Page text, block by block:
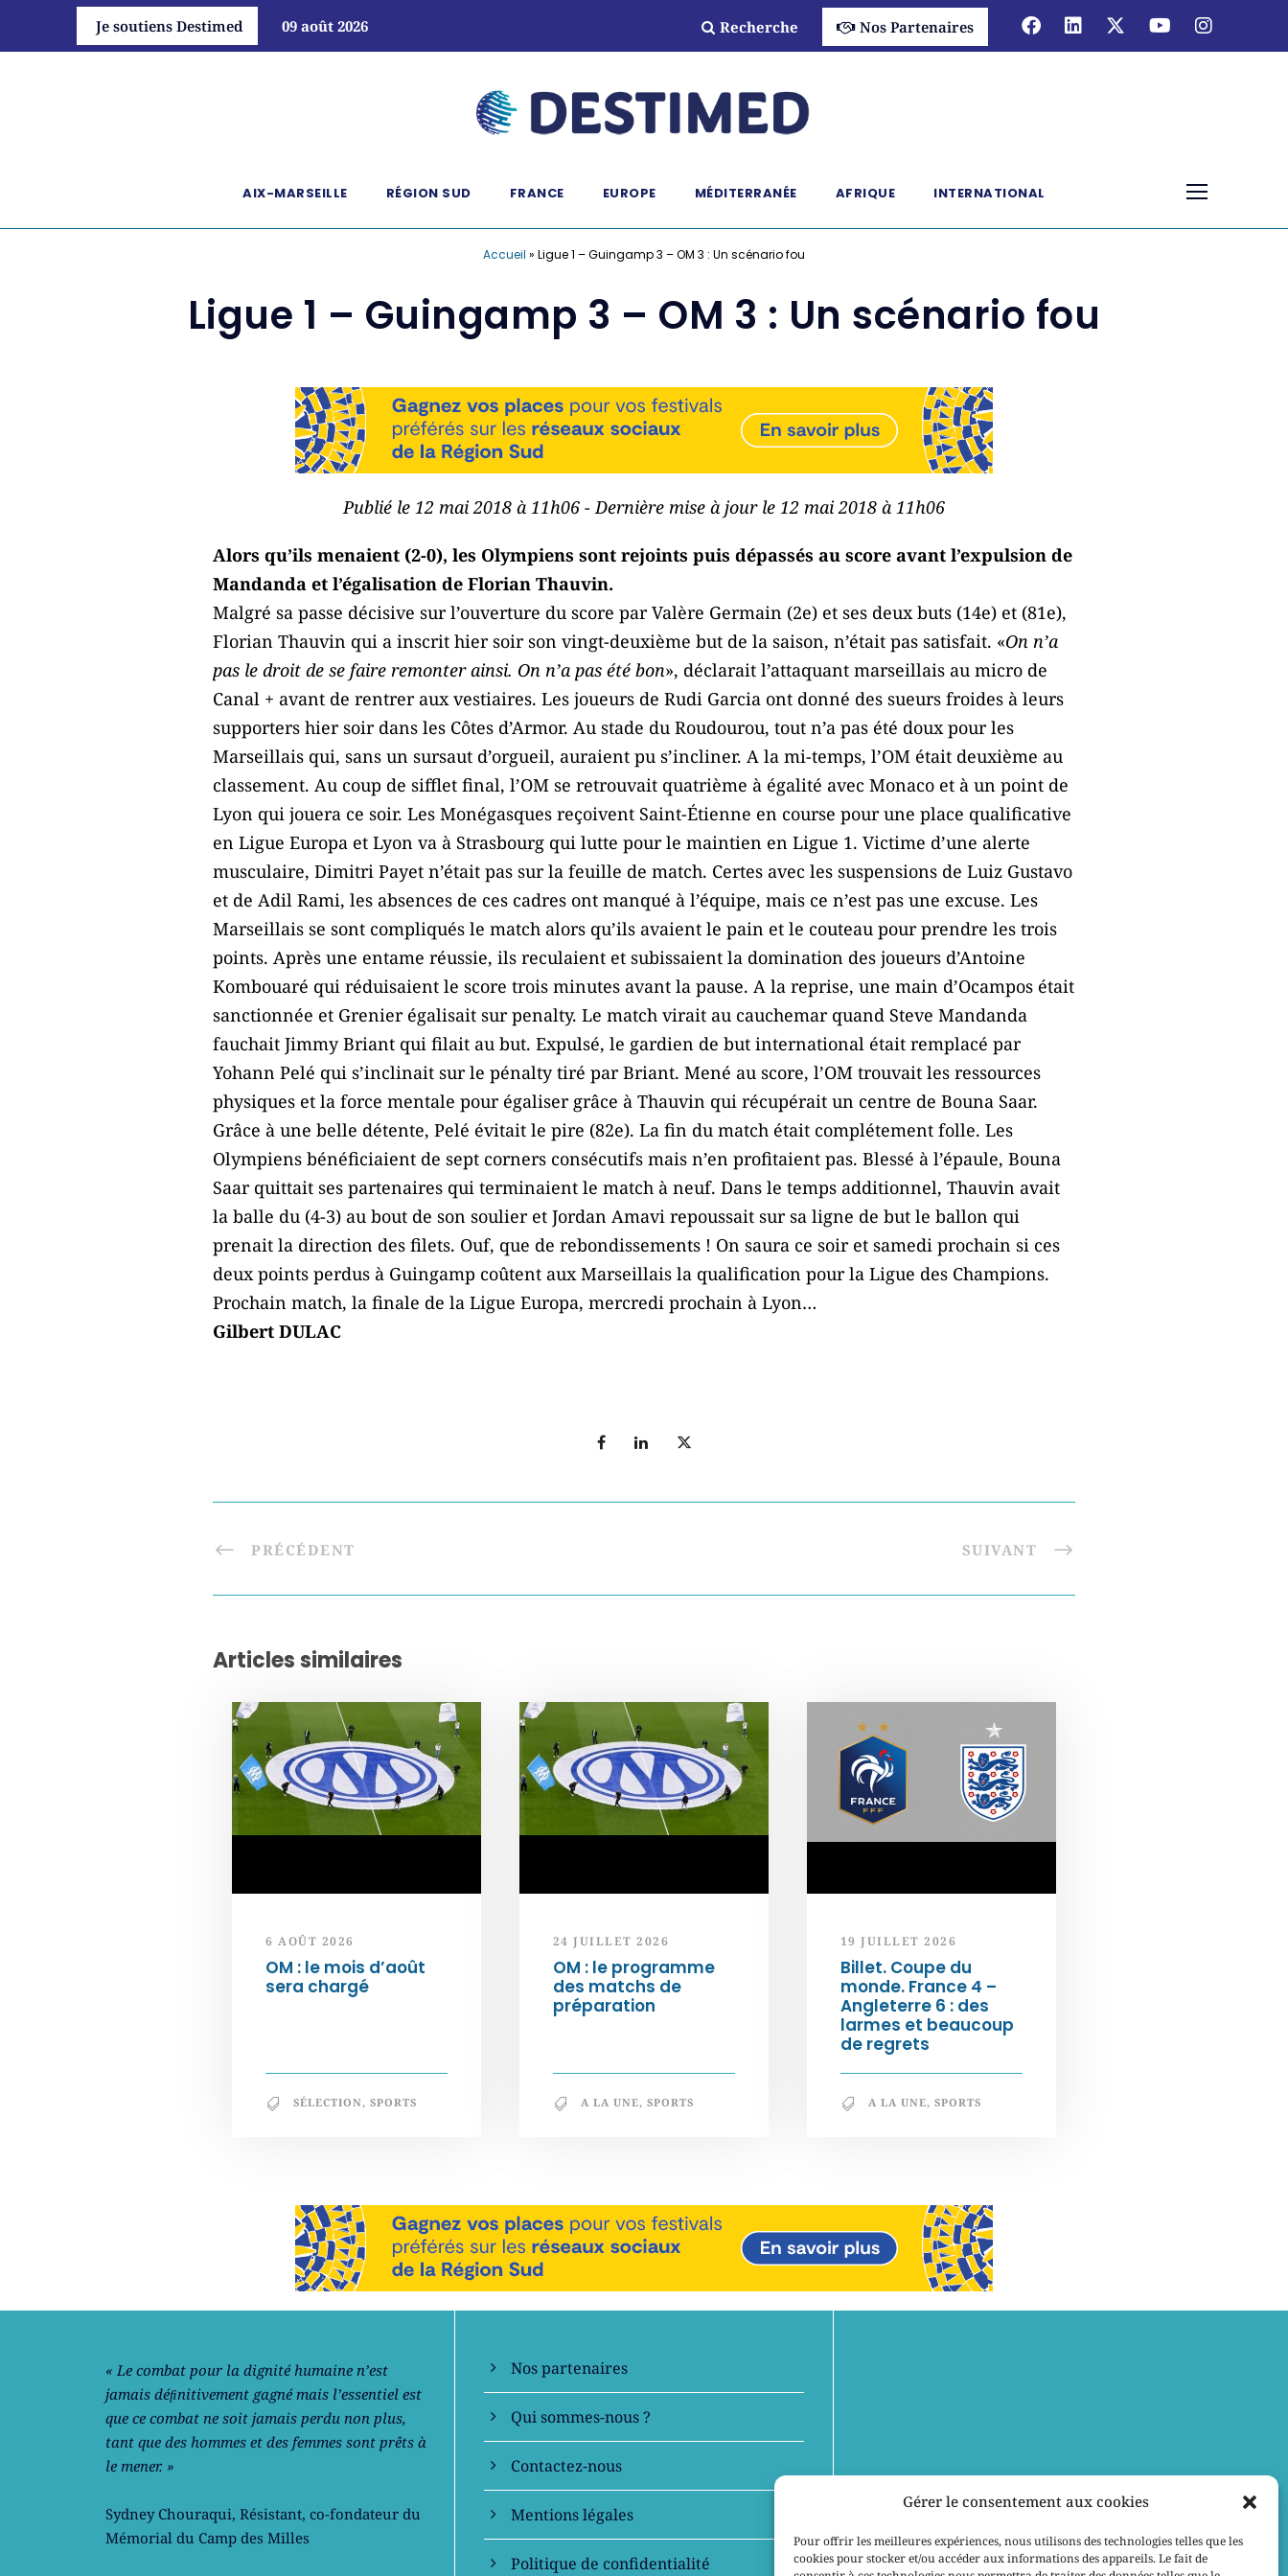
Gérer le consentement aux cookies
Pour offrir les meilleures expériences, nous utilisons des technologies telles que les
cookies pour stocker et/ou accéder aux informations des appareils. Le fait de
Je soutiens Destimed 09 août 2026 Recherche Nos Partenaires
AIX-MARSEILLE RÉGION SUD FRANCE EUROPE MÉDITERRANÉE AFRIQUE INTERNATIONAL
Accueil » Ligue 1 – Guingamp 3 – OM 3 : Un scénario fou
Ligue 1 – Guingamp 3 – OM 3 : Un scénario fou
Publié le 12 mai 2018 à 11h06 - Dernière mise à jour le 12 mai 2018 à 11h06
Alors qu’ils menaient (2-0), les Olympiens sont rejoints puis dépassés au score avant l’expulsion de
Mandanda et l’égalisation de Florian Thauvin.
Malgré sa passe décisive sur l’ouverture du score par Valère Germain (2e) et ses deux buts (14e) et (81e),
Florian Thauvin qui a inscrit hier soir son vingt-deuxième but de la saison, n’était pas satisfait. «On n’a
pas le droit de se faire remonter ainsi. On n’a pas été bon», déclarait l’attaquant marseillais au micro de
Canal + avant de rentrer aux vestiaires. Les joueurs de Rudi Garcia ont donné des sueurs froides à leurs
supporters hier soir dans les Côtes d’Armor. Au stade du Roudourou, tout n’a pas été doux pour les
Marseillais qui, sans un sursaut d’orgueil, auraient pu s’incliner. A la mi-temps, l’OM était deuxième au
classement. Au coup de sifflet final, l’OM se retrouvait quatrième à égalité avec Monaco et à un point de
Lyon qui jouera ce soir. Les Monégasques reçoivent Saint-Étienne en course pour une place qualificative
en Ligue Europa et Lyon va à Strasbourg qui lutte pour le maintien en Ligue 1. Victime d’une alerte
musculaire, Dimitri Payet n’était pas sur la feuille de match. Certes avec les suspensions de Luiz Gustavo
et de Adil Rami, les absences de ces cadres ont manqué à l’équipe, mais ce n’est pas une excuse. Les
Marseillais se sont compliqués le match alors qu’ils avaient le pain et le couteau pour prendre les trois
points. Après une entame réussie, ils reculaient et subissaient la domination des joueurs d’Antoine
Kombouaré qui réduisaient le score trois minutes avant la pause. A la reprise, une main d’Ocampos était
sanctionnée et Grenier égalisait sur penalty. Le match virait au cauchemar quand Steve Mandanda
fauchait Jimmy Briant qui filait au but. Expulsé, le gardien de but international était remplacé par
Yohann Pelé qui s’inclinait sur le pénalty tiré par Briant. Mené au score, l’OM trouvait les ressources
physiques et la force mentale pour égaliser grâce à Thauvin qui récupérait un centre de Bouna Saar.
Grâce à une belle détente, Pelé évitait le pire (82e). La fin du match était complétement folle. Les
Olympiens bénéficiaient de sept corners consécutifs mais n’en profitaient pas. Blessé à l’épaule, Bouna
Saar quittait ses partenaires qui terminaient le match à neuf. Dans le temps additionnel, Thauvin avait
la balle du (4-3) au bout de son soulier et Jordan Amavi repoussait sur sa ligne de but le ballon qui
prenait la direction des filets. Ouf, que de rebondissements ! On saura ce soir et samedi prochain si ces
deux points perdus à Guingamp coûtent aux Marseillais la qualification pour la Ligue des Champions.
Prochain match, la finale de la Ligue Europa, mercredi prochain à Lyon…
Gilbert DULAC
PRÉCÉDENT SUIVANT
Articles similaires
6 AOÛT 2026
OM : le mois d’août
sera chargé
SÉLECTION, SPORTS
24 JUILLET 2026
OM : le programme
des matchs de
préparation
A LA UNE, SPORTS
19 JUILLET 2026
Billet. Coupe du
monde. France 4 –
Angleterre 6 : des
larmes et beaucoup
de regrets
A LA UNE, SPORTS
Notre philosophie
« Le combat pour la dignité humaine n’est
jamais déﬁnitivement gagné mais l’essentiel est
que ce combat ne soit jamais perdu non plus,
tant que des hommes et des femmes sont prêts à
le mener. »
Sydney Chouraqui, Résistant, co-fondateur du
Mémorial du Camp des Milles
En savoir +
Nos partenaires
Qui sommes-nous ?
Contactez-nous
Mentions légales
Politique de confidentialité